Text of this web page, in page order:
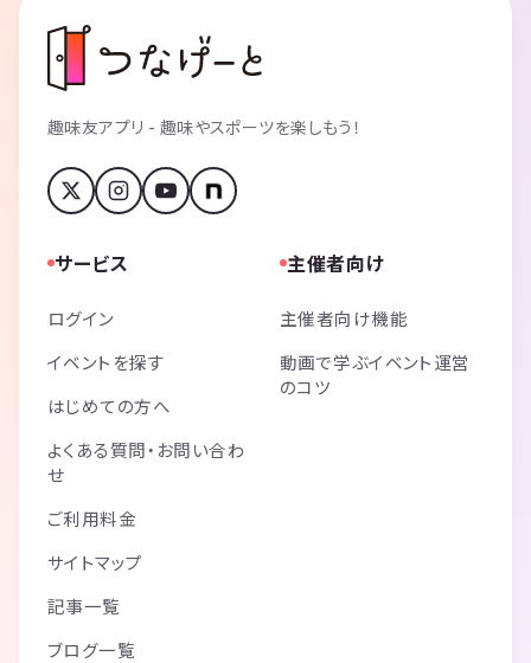
趣味友アプリ - 趣味やスポーツを楽しもう！
サービス
ログイン
イベントを探す
はじめての方へ
よくある質問・お問い合わ
せ
ご利用料金
サイトマップ
記事一覧
ブログ一覧
主催者向け
主催者向け機能
動画で学ぶイベント運営
のコツ